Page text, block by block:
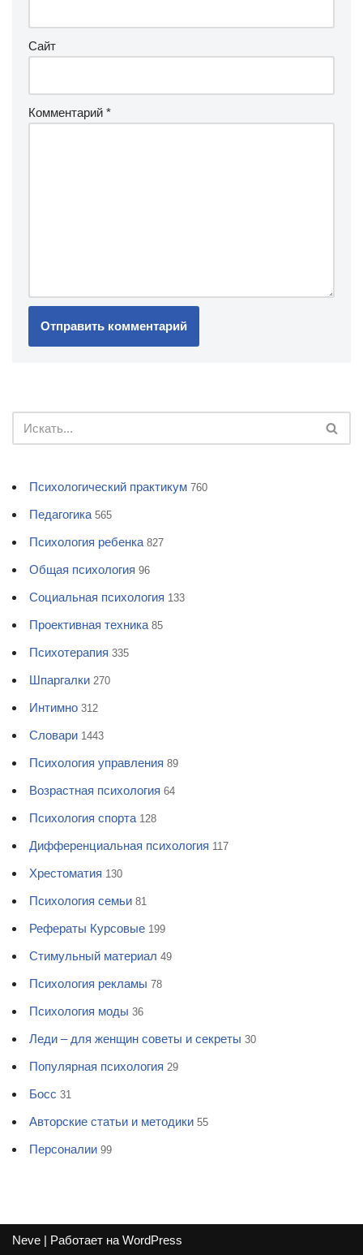
Сайт
Комментарий *
Психологический практикум 760
Педагогика 565
Психология ребенка 827
Общая психология 96
Социальная психология 133
Проективная техника 85
Психотерапия 335
Шпаргалки 270
Интимно 312
Словари 1443
Психология управления 89
Возрастная психология 64
Психология спорта 128
Дифференциальная психология 117
Хрестоматия 130
Психология семьи 81
Рефераты Курсовые 199
Стимульный материал 49
Психология рекламы 78
Психология моды 36
Леди – для женщин советы и секреты 30
Популярная психология 29
Босс 31
Авторские статьи и методики 55
Персоналии 99
Neve | Работает на WordPress